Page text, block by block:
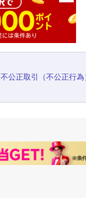
不公正取引（不公正行為